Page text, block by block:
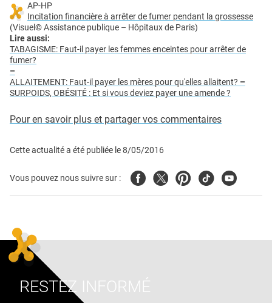
AP-HP
Incitation financière à arrêter de fumer pendant la grossesse
(Visuel© Assistance publique – Hôpitaux de Paris)
Lire aussi:
TABAGISME: Faut-il payer les femmes enceintes pour arrêter de
fumer?
–
ALLAITEMENT: Faut-il payer les mères pour qu'elles allaitent? –
SURPOIDS, OBÉSITÉ : Et si vous deviez payer une amende ?
Pour en savoir plus et partager vos commentaires
Cette actualité a été publiée le8/05/2016
Vous pouvez nous suivre sur : FacebookTwitterPinterest
TiktokYoutube
RESTEZ INFORMÉ